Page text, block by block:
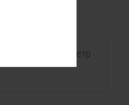
Диаметр